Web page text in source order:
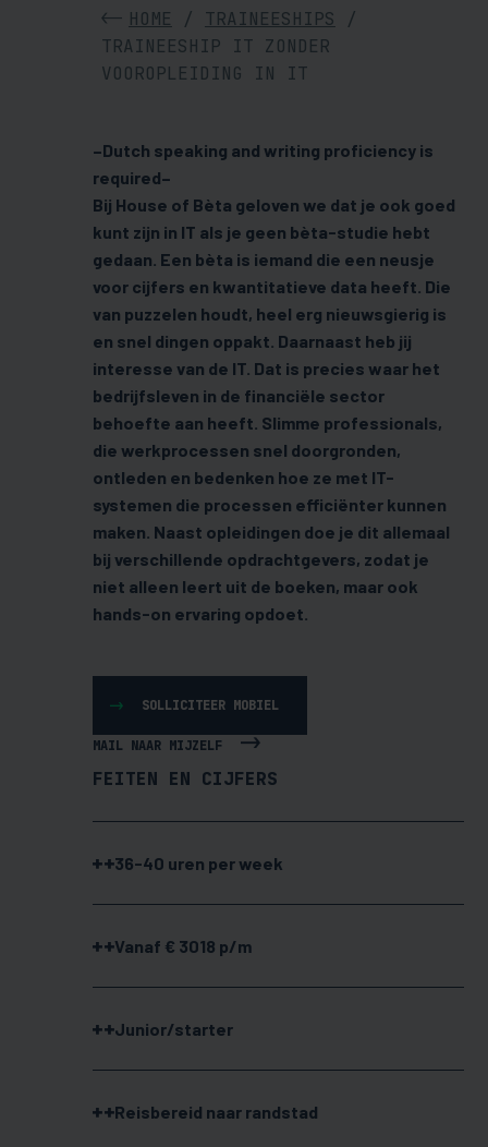
HOME / TRAINEESHIPS
/
TRAINEESHIP IT ZONDER
VOOROPLEIDING IN IT
–Dutch speaking and writing proficiency is
required–
Bij House of Bèta geloven we dat je ook goed
kunt zijn in IT als je geen bèta-studie hebt
gedaan. Een bèta is iemand die een neusje
voor cijfers en kwantitatieve data heeft. Die
van puzzelen houdt, heel erg nieuwsgierig is
en snel dingen oppakt. Daarnaast heb jij
interesse van de IT. Dat is precies waar het
bedrijfsleven in de financiële sector
behoefte aan heeft. Slimme professionals,
die werkprocessen snel doorgronden,
ontleden en bedenken hoe ze met IT-
systemen die processen efficiënter kunnen
maken. Naast opleidingen doe je dit allemaal
bij verschillende opdrachtgevers, zodat je
niet alleen leert uit de boeken, maar ook
hands-on ervaring opdoet.
MAIL NAAR MIJZELF
SOLLICITEER MOBIEL
FEITEN EN CIJFERS
36-40 uren per week
Vanaf € 3018 p/m
Junior/starter
Reisbereid naar randstad